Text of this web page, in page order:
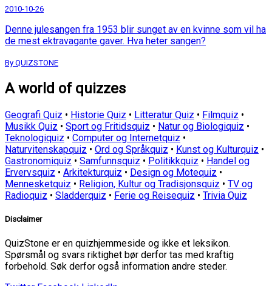
2010-10-26
Denne julesangen fra 1953 blir sunget av en kvinne som vil ha
de mest ektravagante gaver. Hva heter sangen?
By QUIZSTONE
A world of quizzes
Geografi Quiz • Historie Quiz • Litteratur Quiz • Filmquiz •
Musikk Quiz • Sport og Fritidsquiz • Natur og Biologiquiz •
Teknologiquiz • Computer og Internetquiz •
Naturvitenskapquiz • Ord og Språkquiz • Kunst og Kulturquiz •
Gastronomiquiz • Samfunnsquiz • Politikkquiz • Handel og
Ervervsquiz • Arkitekturquiz • Design og Motequiz •
Mennesketquiz • Religion, Kultur og Tradisjonsquiz • TV og
Radioquiz • Sladderquiz • Ferie og Reisequiz • Trivia Quiz
Disclaimer
QuizStone er en quizhjemmeside og ikke et leksikon.
Spørsmål og svars riktighet bør derfor tas med kraftig
forbehold. Søk derfor også information andre steder.